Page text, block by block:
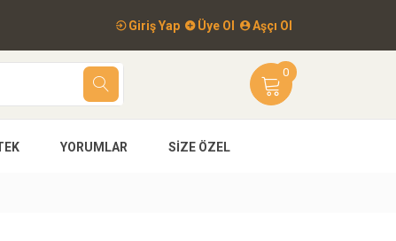
Giriş Yap Üye Ol Aşçı Ol
0
YORUMLAR SIZE ÖZEL